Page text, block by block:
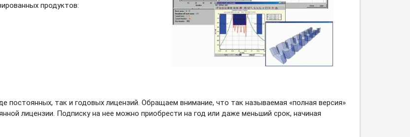
продуктов:
постоянных, так и годовых лицензий. Обращаем внимание, что так называемая «полная версия»
лицензии. Подписку на нее можно приобрести на год или даже меньший срок, начиная